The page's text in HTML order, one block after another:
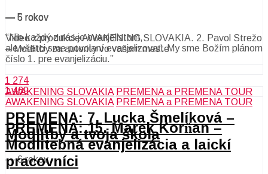
— 5 rokov
“Nie každý z nás je evanjelistom,
ale všetci sme povolaní evanjelizovať. My sme Božím plánom
číslo 1. pre evanjelizáciu.”
1 469
AWAKENING SLOVAKIA PREMENA a PREMENA TOUR
PREMENA: 15. Marek Korňan –
Modlitebná evanjelizácia a laickí
pracovníci
— 6 rokov
Video z produkcie AWAKENING SLOVAKIA. 2. Pavol Strežo
– Modlitby za autority vo vašom meste
1 274
AWAKENING SLOVAKIA PREMENA a PREMENA TOUR
PREMENA: 7. Lucka Šmelíková –
Modlitby a tvoja škola
— 6 rokov